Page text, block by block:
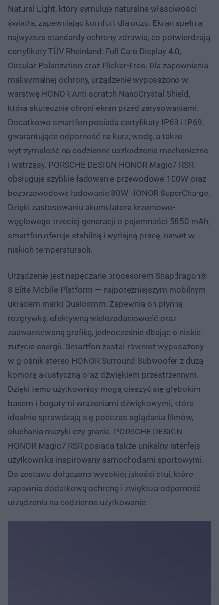
Natural Light, który symuluje naturalne właściwości
światła, zapewniając komfort dla oczu. Ekran spełnia
najwyższe standardy ochrony zdrowia, co potwierdzają
certyfikaty TÜV Rheinland: Full Care Display 4.0,
Circular Polarization oraz Flicker-Free. Dla zapewnienia
maksymalnej ochrony, urządzenie wyposażono w
warstwę HONOR Anti-scratch NanoCrystal Shield,
która skutecznie chroni ekran przed zarysowaniami.
Dodatkowo smartfon posiada certyfikaty IP68 i IP69,
gwarantujące odporność na kurz, wodę, a także
wytrzymałość na codzienne uszkodzenia mechaniczne
i wstrząsy. PORSCHE DESIGN HONOR Magic7 RSR
obsługuje szybkie ładowanie przewodowe 100W oraz
bezprzewodowe ładowanie 80W HONOR SuperCharge.
Dzięki zastosowaniu akumulatora krzemowo-
węglowego trzeciej generacji o pojemności 5850 mAh,
smartfon oferuje stabilną i wydajną pracę, nawet w
niskich temperaturach.
Urządzenie jest napędzane procesorem Snapdragon®
8 Elite Mobile Platform — najpotężniejszym mobilnym
układem marki Qualcomm. Zapewnia on płynną
rozgrywkę, efektywną wielozadaniowość oraz
zaawansowaną grafikę, jednocześnie dbając o niskie
zużycie energii. Smartfon został również wyposażony
w głośnik stereo HONOR Surround Subwoofer z dużą
komorą akustyczną oraz dźwiękiem przestrzennym.
Dzięki temu użytkownicy mogą cieszyć się głębokim
basem i bogatymi wrażeniami dźwiękowymi, które
idealnie sprawdzają się podczas oglądania filmów,
słuchania muzyki czy grania. PORSCHE DESIGN
HONOR Magic7 RSR posiada także unikalny interfejs
użytkownika inspirowany samochodami sportowymi.
Do zestawu dołączono wysokiej jakości etui, które
zapewnia dodatkową ochronę i zwiększa odporność
urządzenia na codzienne użytkowanie.